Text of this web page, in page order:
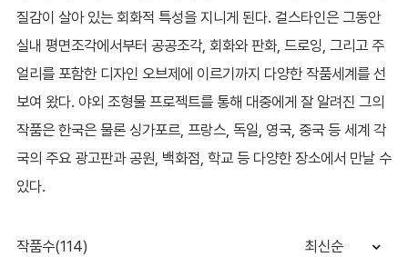
질감이 살아 있는 회화적 특성을 지니게 된다. 걸스타인은 그동안
실내 평면조각에서부터 공공조각, 회화와 판화, 드로잉, 그리고 주
얼리를 포함한 디자인 오브제에 이르기까지 다양한 작품세계를 선
보여 왔다. 야외 조형물 프로젝트를 통해 대중에게 잘 알려진 그의
작품은 한국은 물론 싱가포르, 프랑스, 독일, 영국, 중국 등 세계 각
국의 주요 광고판과 공원, 백화점, 학교 등 다양한 장소에서 만날 수
있다.
작품수(114) 최신순